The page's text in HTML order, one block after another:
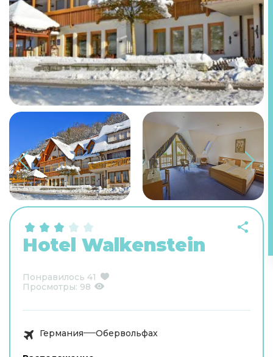
Hotel Walkenstein
Понравилось 41
Просмотры: 98
Германия Обервольфах